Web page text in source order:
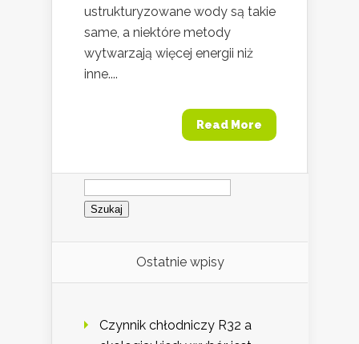
ustrukturyzowane wody są takie
same, a niektóre metody
wytwarzają więcej energii niż
inne....
Read More
Szukaj:
Ostatnie wpisy
Czynnik chłodniczy R32 a